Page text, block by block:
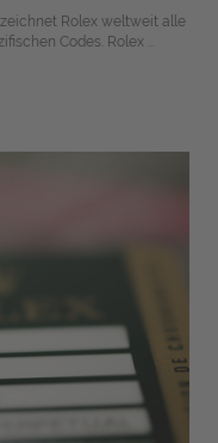
Rolex weltweit alle
Codes. Rolex ...